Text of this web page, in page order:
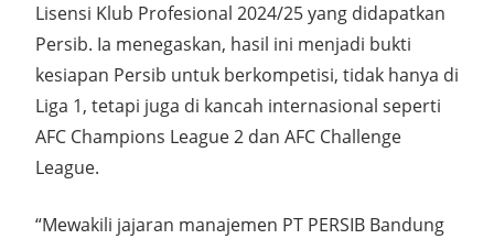
Lisensi Klub Profesional 2024/25 yang didapatkan
Persib. Ia menegaskan, hasil ini menjadi bukti
kesiapan Persib untuk berkompetisi, tidak hanya di
Liga 1, tetapi juga di kancah internasional seperti
AFC Champions League 2 dan AFC Challenge
League.
“Mewakili jajaran manajemen PT PERSIB Bandung